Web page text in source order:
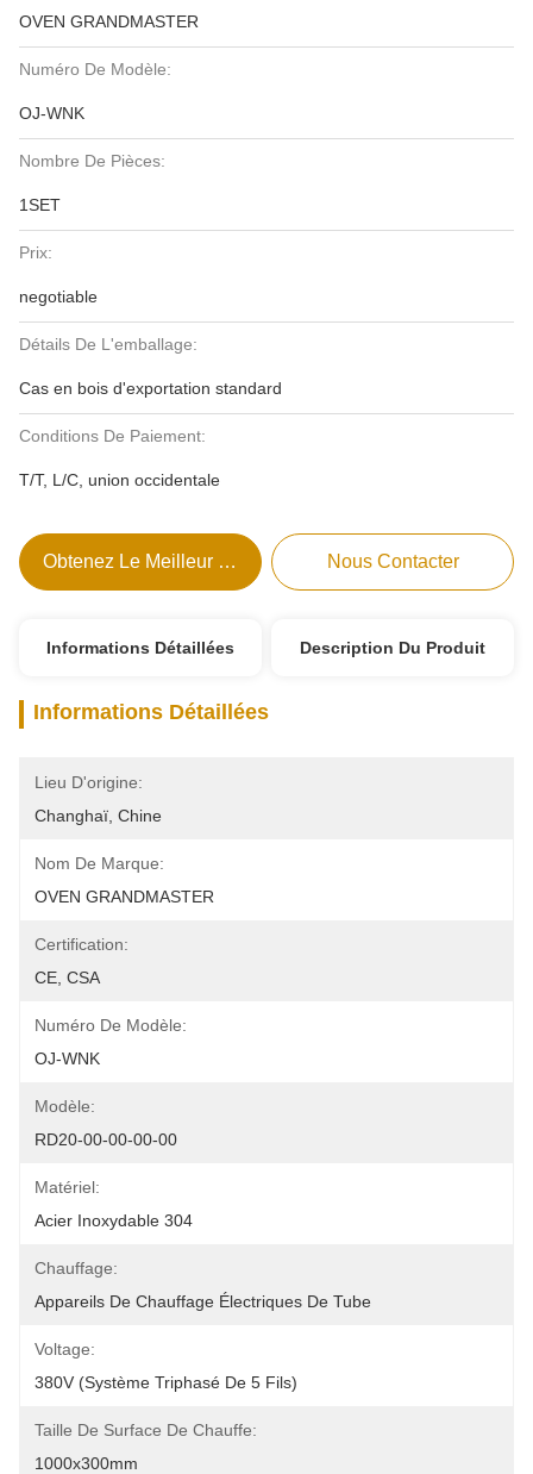
OVEN GRANDMASTER
Numéro De Modèle:
OJ-WNK
Nombre De Pièces:
1SET
Prix:
negotiable
Détails De L'emballage:
Cas en bois d'exportation standard
Conditions De Paiement:
T/T, L/C, union occidentale
Obtenez Le Meilleur Prix Nous Contacter
Informations Détaillées Description Du Produit
Informations Détaillées
Lieu D'origine:
Changhaï, Chine
Nom De Marque:
OVEN GRANDMASTER
Certification:
CE, CSA
Numéro De Modèle:
OJ-WNK
Modèle:
RD20-00-00-00-00
Matériel:
Acier Inoxydable 304
Chauffage:
Appareils De Chauffage Électriques De Tube
Voltage:
380V (système Triphasé De 5 Fils)
Taille De Surface De Chauffe:
1000x300mm